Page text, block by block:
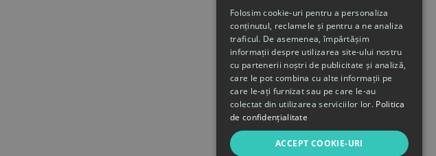
Folosim cookie-uri pentru a personaliza
conținutul, reclamele și pentru a ne analiza
traficul. De asemenea, împărtășim
informații despre utilizarea site-ului nostru
cu partenerii noștri de publicitate și analiză,
care le pot combina cu alte informații pe
care le-ați furnizat sau pe care le-au
colectat din utilizarea serviciilor lor. Politica
de confidențialitate
ACCEPT COOKIE-URI